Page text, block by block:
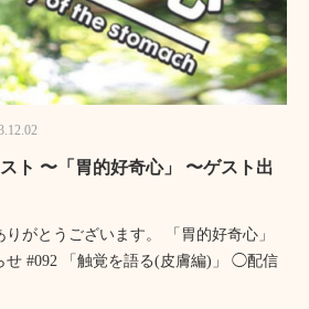
ト 〜「胃的好奇心」 〜ゲスト出
がとうございます。 「胃的好奇心」
せ #092 「触覚を語る(皮膚編)」 ◯配信